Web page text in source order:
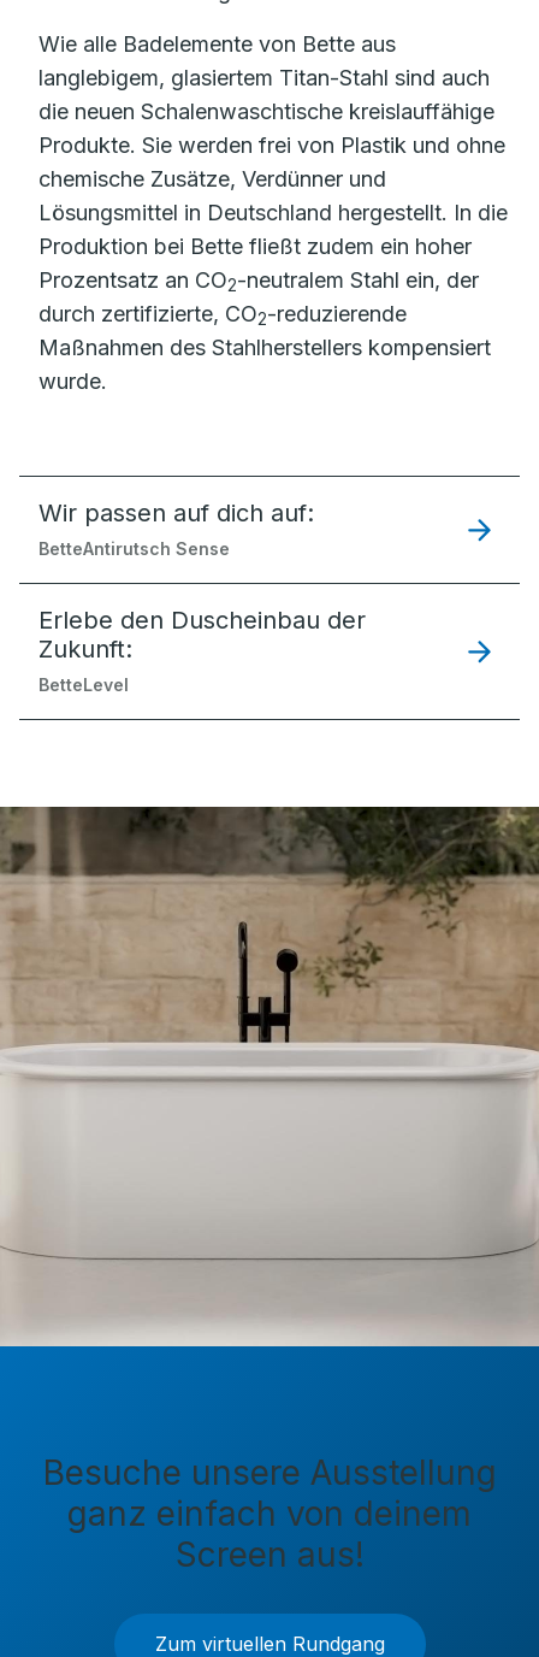
Wie alle Badelemente von Bette aus
langlebigem, glasiertem Titan-Stahl sind auch
die neuen Schalenwaschtische kreislauffähige
Produkte. Sie werden frei von Plastik und ohne
chemische Zusätze, Verdünner und
Lösungsmittel in Deutschland hergestellt. In die
Produktion bei Bette fließt zudem ein hoher
Prozentsatz an CO2-neutralem Stahl ein, der
durch zertifizierte, CO2-reduzierende
Maßnahmen des Stahlherstellers kompensiert
wurde.
Wir passen auf dich auf:
BetteAntirutsch Sense
Erlebe den Duscheinbau der
Zukunft:
BetteLevel
Besuche unsere Ausstellung
ganz einfach von deinem
Screen aus!
Zum virtuellen Rundgang